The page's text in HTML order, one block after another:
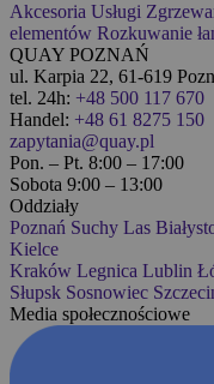
Akcesoria Usługi
elementów Rozkuwanie
QUAY POZNAŃ
ul. Karpia 22, 61-619
tel. 24h: +48 500 117 670
Handel: +48 61 8275 150
zapytania@quay.pl
Pon. – Pt. 8:00 – 17:00
Sobota 9:00 – 13:00
Oddziały
Poznań Suchy Las
Kielce
Kraków Legnica Lublin
Słupsk Sosnowiec
Media społecznościowe